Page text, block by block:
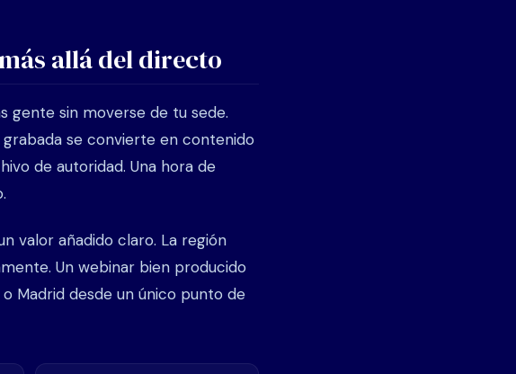
allá del directo
gente sin moverse de tu sede.
grabada se convierte en contenido
de autoridad. Una hora de
valor añadido claro. La región
Un webinar bien producido
Madrid desde un único punto de